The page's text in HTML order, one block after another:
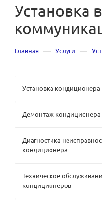
Установка
Главная — Услуги —
Установка кондиционера
Демонтаж кондиционера
Диагностика
кондиционера
Техническое
кондиционеров